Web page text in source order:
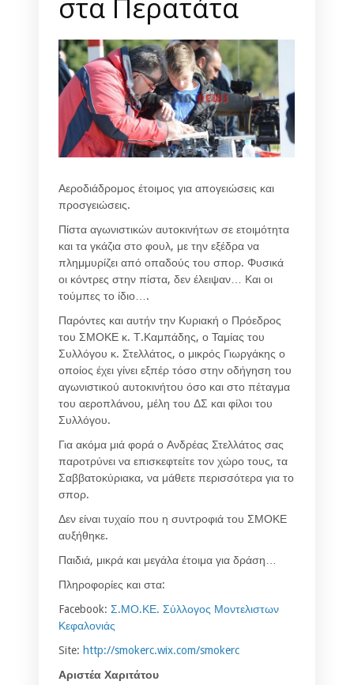
Αεροδιάδρομος έτοιμος για απογειώσεις και
προσγειώσεις.
Πίστα αγωνιστικών αυτοκινήτων σε ετοιμότητα
και τα γκάζια στο φουλ, με την εξέδρα να
πλημμυρίζει από οπαδούς του σπορ. Φυσικά
οι κόντρες στην πίστα, δεν έλειψαν… Και οι
τούμπες το ίδιο….
Παρόντες και αυτήν την Κυριακή ο Πρόεδρος
του ΣΜΟΚΕ κ. Τ.Καμπάδης, ο Ταμίας του
Συλλόγου κ. Στελλάτος, ο μικρός Γιωργάκης ο
οποίος έχει γίνει εξπέρ τόσο στην οδήγηση του
αγωνιστικού αυτοκινήτου όσο και στο πέταγμα
του αεροπλάνου, μέλη του ΔΣ και φίλοι του
Συλλόγου.
Για ακόμα μιά φορά ο Ανδρέας Στελλάτος σας
παροτρύνει να επισκεφτείτε τον χώρο τους, τα
Σαββατοκύριακα, να μάθετε περισσότερα για το
σπορ.
Δεν είναι τυχαίο που η συντροφιά του ΣΜΟΚΕ
αυξήθηκε.
Παιδιά, μικρά και μεγάλα έτοιμα για δράση…
Πληροφορίες και στα:
Facebook: Σ.ΜΟ.ΚΕ. Σύλλογος Μοντελιστων
Κεφαλονιάς
Site: http://smokerc.wix.com/smokerc
Αριστέα Χαριτάτου